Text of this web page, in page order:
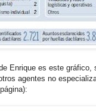
Enrique es este
agentes no